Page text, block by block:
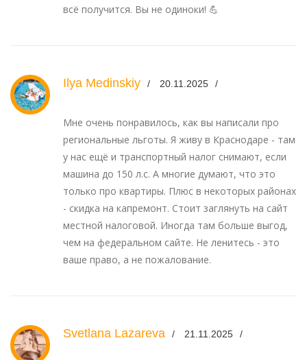
всё получится. Вы не одиноки! 💪
Ilya Medinskiy 20.11.2025
Мне очень понравилось, как вы написали про
региональные льготы. Я живу в Краснодаре - там
у нас ещё и транспортный налог снимают, если
машина до 150 л.с. А многие думают, что это
только про квартиры. Плюс в некоторых районах
- скидка на капремонт. Стоит заглянуть на сайт
местной налоговой. Иногда там больше выгод,
чем на федеральном сайте. Не ленитесь - это
ваше право, а не пожалование.
Svetlana Lazareva 21.11.2025